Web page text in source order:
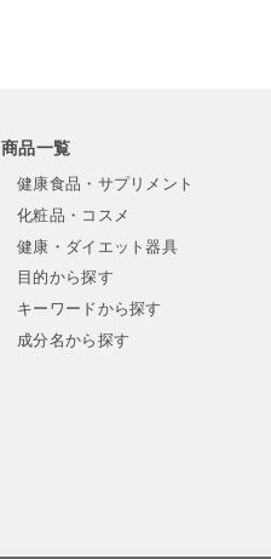
商品一覧
健康食品・サプリメント
化粧品・コスメ
健康・ダイエット器具
目的から探す
キーワードから探す
成分名から探す